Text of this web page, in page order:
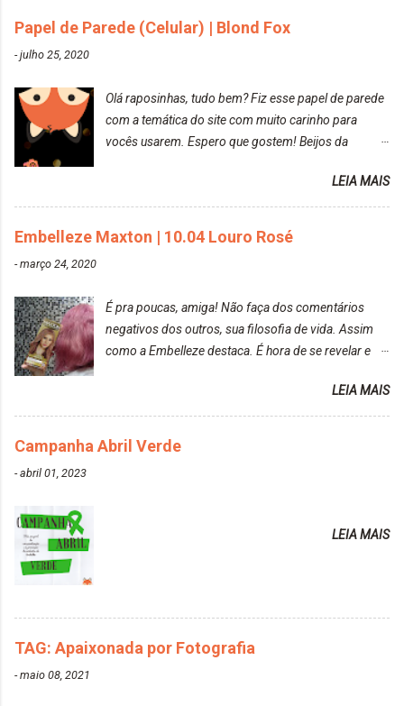
DekapColor. Adorei o resultado da limpeza. Ficou
DekapColor "Minha mãe é lindaaaaa" Para quem
não conhece, o DekapColor é um p...
Papel de Parede (Celular) | Blond Fox
-julho 25, 2020
Olá raposinhas, tudo bem? Fiz esse papel de parede
com a temática do site com muito carinho para
vocês usarem. Espero que gostem! Beijos da
LEIA MAIS
Embelleze Maxton | 10.04 Louro Rosé
-março 24, 2020
É pra poucas, amiga! Não faça dos comentários
negativos dos outros, sua filosofia de vida. Assim
como a Embelleze destaca. É hora de se revelar e
vip Maxton liberdade para ser mais você Loiro Rosé
10.04. Após 30 minutos no cabelo, retirei o excesso
da tintura no banho e notei que os fios estavam
LIBERDADE PARA SER MAIS VOCÊ 10.04 LOURO
LEIA MAIS
Campanha Abril Verde
-abril 01, 2023
LEIA MAIS
TAG: Apaixonada por Fotografia
-maio 08, 2021